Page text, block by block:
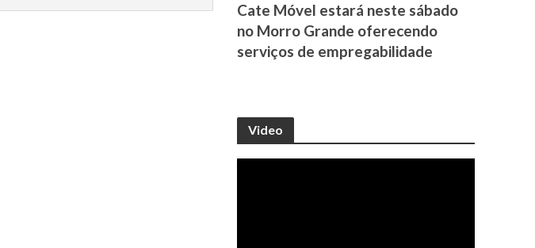
Cate Móvel estará neste sábado
no Morro Grande oferecendo
serviços de empregabilidade
Video